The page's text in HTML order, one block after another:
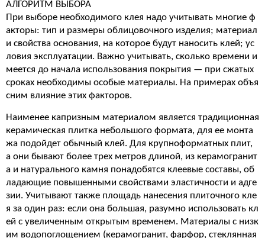
АЛГОРИТМ ВЫБОРА
При выборе необходимого клея надо учитывать многие ф
акторы: тип и размеры облицовочного изделия; материал
и свойства основания, на которое будут наносить клей; ус
ловия эксплуатации. Важно учитывать, сколько времени и
меется до начала использования покрытия — при сжатых
сроках необходимы особые материалы. На примерах объя
сним влияние этих факторов.
Наименее капризным материалом является традиционная
керамическая плитка небольшого формата, для ее монта
жа подойдет обычный клей. Для крупноформатных плит,
а они бывают более трех метров длиной, из керамогранит
а и натурального камня понадобятся клеевые составы, об
ладающие повышенными свойствами эластичности и адге
зии. Учитывают также площадь нанесения плиточного кле
я за один раз: если она большая, разумно использовать кл
ей с увеличенным открытым временем. Материалы с низк
им водопоглощением (керамогранит, фарфор, стеклянная